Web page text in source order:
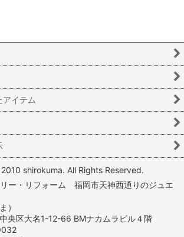
イテム
shirokuma. All Rights Reserved.
リー・リフォーム 福岡市天神西通りのジュエ
ま）
央区大名1-12-66 BMナカムラビル４階
9032